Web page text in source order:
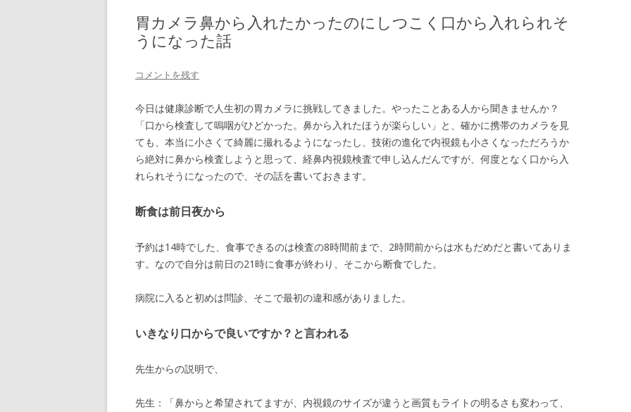
キ
ッ
胃カメラ鼻から入れたかったのにしつこく口から入れられそ
うになった話
コメントを残す
今日は健康診断で人生初の胃カメラに挑戦してきました。やったことある人から聞きませんか？
「口から検査して嗚咽がひどかった。鼻から入れたほうが楽らしい」と、確かに携帯のカメラを見
ても、本当に小さくて綺麗に撮れるようになったし、技術の進化で内視鏡も小さくなっただろうか
ら絶対に鼻から検査しようと思って、経鼻内視鏡検査で申し込んだんですが、何度となく口から入
れられそうになったので、その話を書いておきます。
断食は前日夜から
予約は14時でした、食事できるのは検査の8時間前まで、2時間前からは水もだめだと書いてありま
す。なので自分は前日の21時に食事が終わり、そこから断食でした。
病院に入ると初めは問診、そこで最初の違和感がありました。
いきなり口からで良いですか？と言われる
先生からの説明で、
先生：「鼻からと希望されてますが、内視鏡のサイズが違うと画質もライトの明るさも変わって、